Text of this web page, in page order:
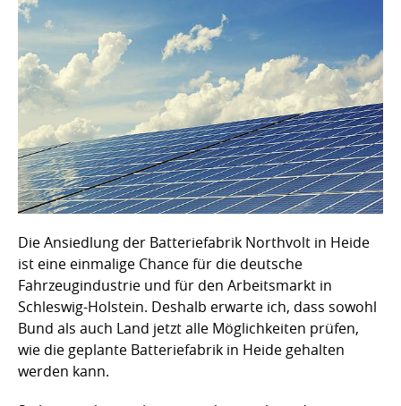
Die Ansiedlung der Batteriefabrik Northvolt in Heide
ist eine einmalige Chance für die deutsche
Fahrzeugindustrie und für den Arbeitsmarkt in
Schleswig-Holstein. Deshalb erwarte ich, dass sowohl
Bund als auch Land jetzt alle Möglichkeiten prüfen,
wie die geplante Batteriefabrik in Heide gehalten
werden kann.